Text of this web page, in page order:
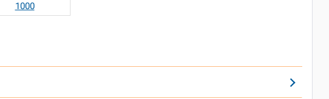
1000